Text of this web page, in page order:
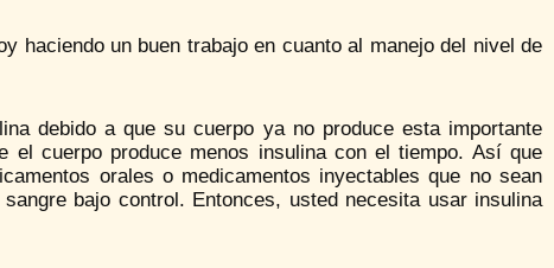
haciendo un buen trabajo en cuanto al manejo del nivel de
debido a que su cuerpo ya no produce esta importante
el cuerpo produce menos insulina con el tiempo. Así que
orales o medicamentos inyectables que no sean
bajo control. Entonces, usted necesita usar insulina